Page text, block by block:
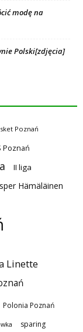
modę na
Polski[zdjęcia]
Poznań
Poznań
II liga
Hämäläinen
Linette
Polonia Poznań
sparing